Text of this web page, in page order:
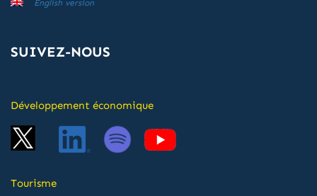
English version
SUIVEZ-NOUS
Développement économique
Tourisme